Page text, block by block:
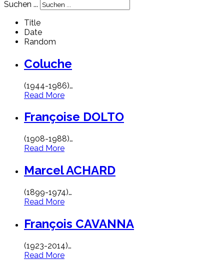
Suchen ...
Title
Date
Random
Coluche
(1944-1986)…
Read More
Françoise DOLTO
(1908-1988)…
Read More
Marcel ACHARD
(1899-1974)…
Read More
François CAVANNA
(1923-2014)…
Read More